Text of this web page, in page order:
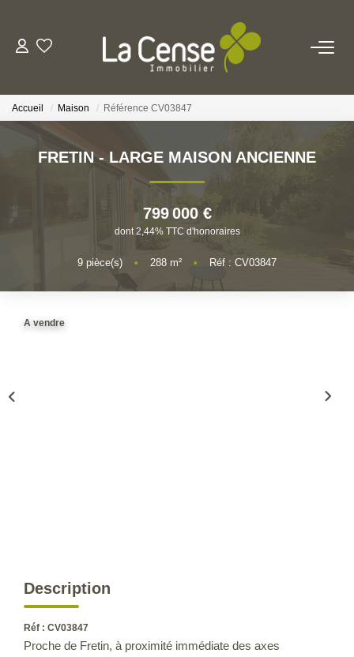
NOS AGENCES
Qui Sommes-Nous
Notre Équipe
Accueil Maison Référence CV03847
FRETIN - LARGE MAISON ANCIENNE
799 000 €
dont 2,44% TTC d'honoraires
9 pièce(s) • 288 m² • Réf : CV03847
A vendre
Description
Réf : CV03847
Proche de Fretin, à proximité immédiate des axes